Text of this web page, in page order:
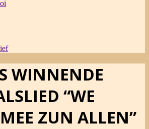
WINNENDE
“WE
ZUN ALLEN”